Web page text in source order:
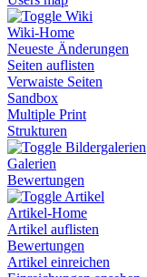
Wiki
Wiki-Home
Neueste Änderungen
Seiten auflisten
Verwaiste Seiten
Sandbox
Multiple Print
Strukturen
Bildergalerien
Galerien
Bewertungen
Artikel
Artikel-Home
Artikel auflisten
Bewertungen
Artikel einreichen